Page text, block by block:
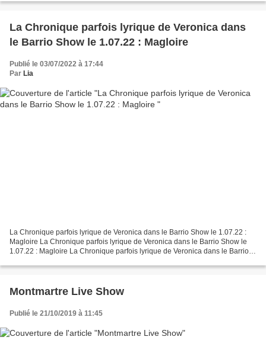
La Chronique parfois lyrique de Veronica dans
le Barrio Show le 1.07.22 : Magloire
Publié le 03/07/2022 à 17:44
Par Lia
La Chronique parfois lyrique de Veronica dans le Barrio Show le 1.07.22 :
Magloire La Chronique parfois lyrique de Veronica dans le Barrio Show le
1.07.22 : Magloire La Chronique parfois lyrique de Veronica dans le Barrio
Montmartre Live Show
Publié le 21/10/2019 à 11:45